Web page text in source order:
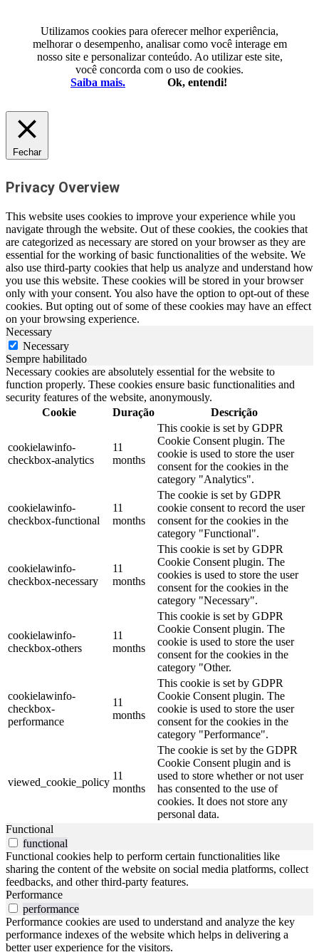
Utilizamos cookies para oferecer melhor experiência,
melhorar o desempenho, analisar como você interage em
nosso site e personalizar conteúdo. Ao utilizar este site,
você concorda com o uso de cookies.
Saiba mais.
Ok, entendi!
Fechar
Privacy Overview
This website uses cookies to improve your experience while you
navigate through the website. Out of these cookies, the cookies that
are categorized as necessary are stored on your browser as they are
essential for the working of basic functionalities of the website. We
also use third-party cookies that help us analyze and understand how
you use this website. These cookies will be stored in your browser
only with your consent. You also have the option to opt-out of these
cookies. But opting out of some of these cookies may have an effect
on your browsing experience.
Necessary
Necessary
Sempre habilitado
Necessary cookies are absolutely essential for the website to
function properly. These cookies ensure basic functionalities and
security features of the website, anonymously.
Cookie
Duração Descrição
cookielawinfo-
checkbox-analytics
11
months
This cookie is set by GDPR
Cookie Consent plugin. The
cookie is used to store the user
consent for the cookies in the
category "Analytics".
cookielawinfo-
checkbox-functional
11
months
The cookie is set by GDPR
cookie consent to record the user
consent for the cookies in the
category "Functional".
cookielawinfo-
checkbox-necessary
11
months
This cookie is set by GDPR
Cookie Consent plugin. The
cookies is used to store the user
consent for the cookies in the
category "Necessary".
cookielawinfo-
checkbox-others
11
months
This cookie is set by GDPR
Cookie Consent plugin. The
cookie is used to store the user
consent for the cookies in the
category "Other.
cookielawinfo-
checkbox-
performance
11
months
This cookie is set by GDPR
Cookie Consent plugin. The
cookie is used to store the user
consent for the cookies in the
category "Performance".
viewed_cookie_policy
11
months
The cookie is set by the GDPR
Cookie Consent plugin and is
used to store whether or not user
has consented to the use of
cookies. It does not store any
personal data.
Functional
functional
Functional cookies help to perform certain functionalities like
sharing the content of the website on social media platforms, collect
feedbacks, and other third-party features.
Performance
performance
Performance cookies are used to understand and analyze the key
performance indexes of the website which helps in delivering a
better user experience for the visitors.